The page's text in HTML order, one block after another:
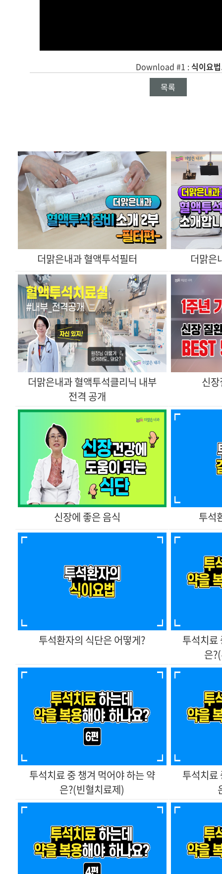
Download #1 :식이요
목록
더맑은내과 혈액투석필터 더맑은
전격 공개
신
신장에 좋은 음식 투석
투석환자의 식단은 어떻게?
은
은?(빈혈치료제)